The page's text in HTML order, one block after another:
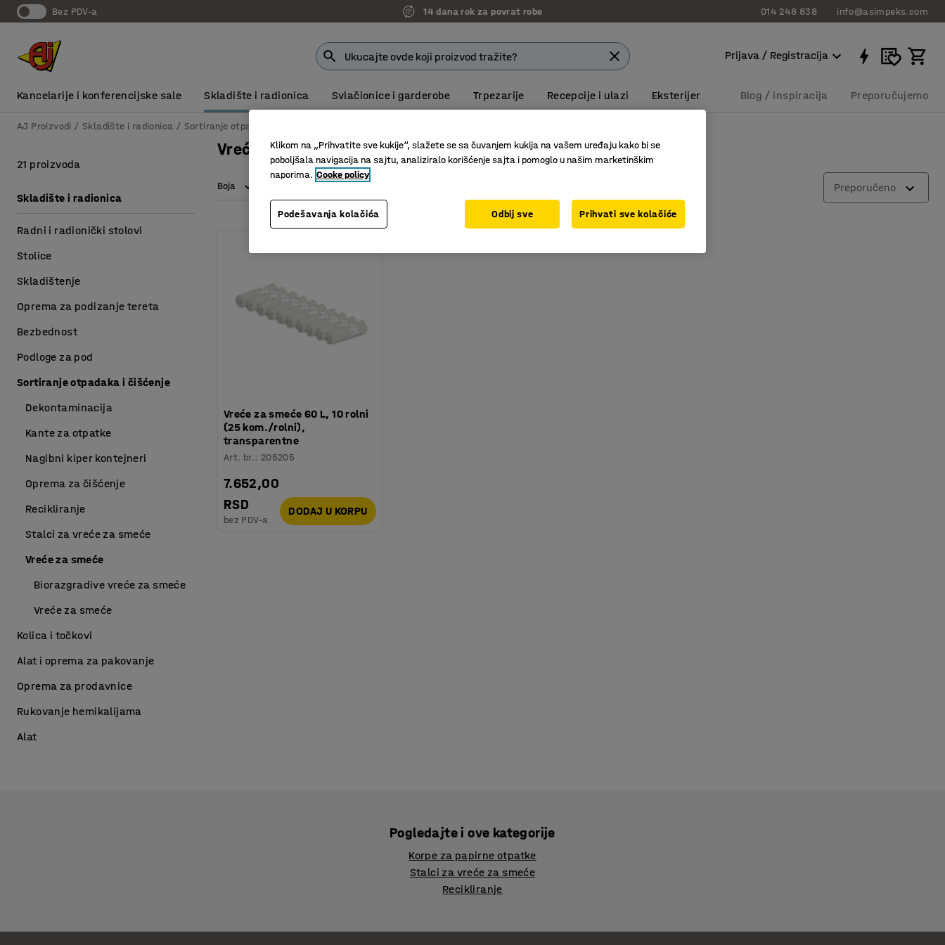
bez PDV-a 14 dana rok za povrat robe 014 248 838 info@asimpeks.com
Prijava / Registracija
Kancelarije i konferencijske sale Skladište i radionica Svlačionice i garderobe Trpezarije Recepcije i ulazi Eksterijer Blog / inspiracija Preporučujemo
AJ Proizvodi Skladište i radionica Sortiranje otpadaka i čišćenje
Vreće za smeće
Boja Visina Preporučeno
Vreće za smeće 60 L, 10 rolni
(25 kom./rolni),
transparentne
Art. br.: 205205
7.652,00
RSD
bez PDV-a
DODAJ U KORPU
21 proizvoda
Skladište i radionica
Radni i radionički stolovi
Stolice
Skladištenje
Oprema za podizanje tereta
Bezbednost
Podloge za pod
Sortiranje otpadaka i čišćenje
Dekontaminacija
Kante za otpatke
Nagibni kiper kontejneri
Oprema za čišćenje
Recikliranje
Stalci za vreće za smeće
Vreće za smeće
Biorazgradive vreće za smeće
Vreće za smeće
Kolica i točkovi
Alat i oprema za pakovanje
Oprema za prodavnice
Rukovanje hemikalijama
Alat
Pogledajte i ove kategorije
Korpe za papirne otpatke
Stalci za vreće za smeće
Recikliranje
Klikom na „Prihvatite sve kukije“, slažete se sa čuvanjem kukija na vašem uređaju kako bi se
poboljšala navigacija na sajtu, analiziralo korišćenje sajta i pomoglo u našim marketinškim
naporima. Cooke policy
Podešavanja kolačića Odbij sve Prihvati sve kolačiće